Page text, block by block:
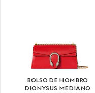
BOLSO DE HOMBRO
DIONYSUS MEDIANO